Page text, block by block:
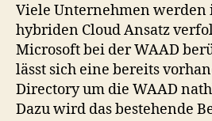
Viele Unternehmen
hybriden Cloud Ansatz
Microsoft bei der WAAD
lässt sich eine bereits
Directory um die WAAD
Dazu wird das bestehende